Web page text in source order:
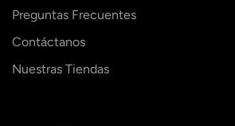
Preguntas Frecuentes
Contáctanos
Nuestras Tiendas